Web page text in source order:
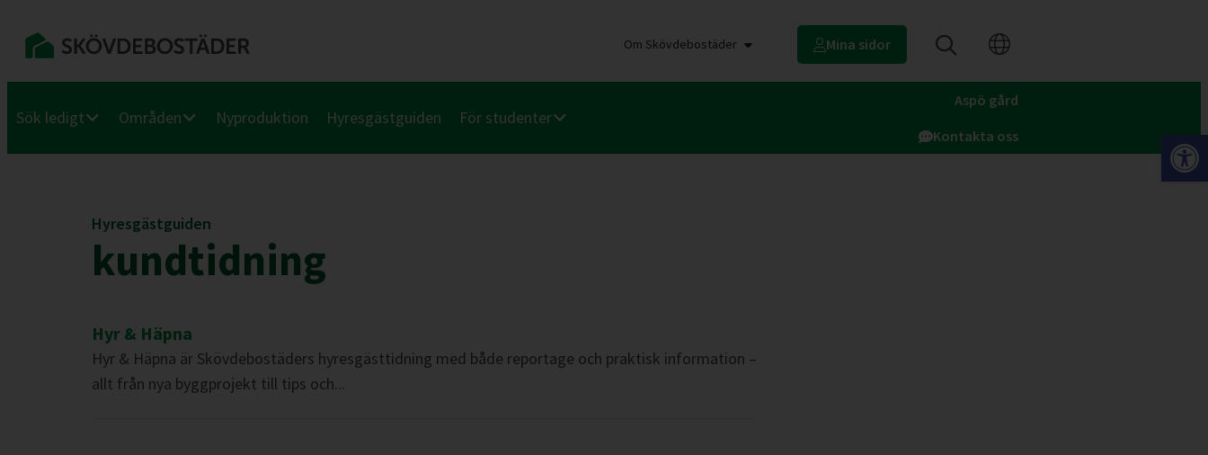
Om Skövdebostäder Mina sidor
Sök ledigt Områden Nyproduktion Hyresgästguiden För studenter
Aspö gård
Kontakta oss
Hyresgästguiden
kundtidning
Hyr & Häpna
Hyr & Häpna är Skövdebostäders hyresgästtidning med både reportage och praktisk information –
allt från nya byggprojekt till tips och...